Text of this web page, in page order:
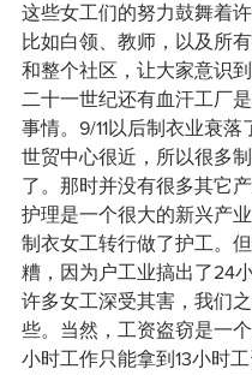
这些女工们的努力鼓舞着许
比如白领、教师，以及所
和整个社区，让大家意识到
二十一世纪还有血汗工厂
事情。9/11以后制衣业衰落
世贸中心很近，所以很多
了。那时并没有很多其它
护理是一个很大的新兴产
制衣女工转行做了护工。
糟，因为户工业搞出了24
许多女工深受其害，我们
些。当然，工资盗窃是一
小时工作只能拿到13小时工